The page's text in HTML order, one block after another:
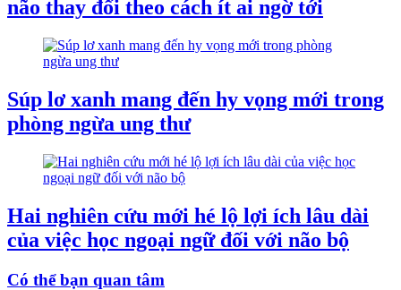
não thay đổi theo cách ít ai ngờ tới
Súp lơ xanh mang đến hy vọng mới trong
phòng ngừa ung thư
Hai nghiên cứu mới hé lộ lợi ích lâu dài
của việc học ngoại ngữ đối với não bộ
Có thể bạn quan tâm